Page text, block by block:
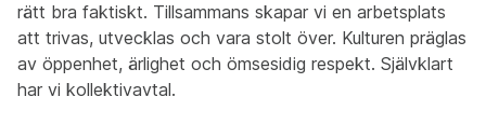
rätt bra faktiskt. Tillsammans skapar vi en arbetsplats
att trivas, utvecklas och vara stolt över. Kulturen präglas
av öppenhet, ärlighet och ömsesidig respekt. Självklart
har vi kollektivavtal.